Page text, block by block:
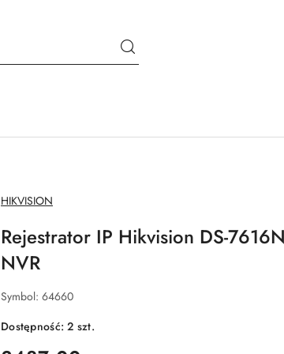
NAZWA
PRODUCENTA:
HIKVISION
Rejestrator IP Hikvision DS-
NVR
Symbol: 64660
Dostępność:2 szt.